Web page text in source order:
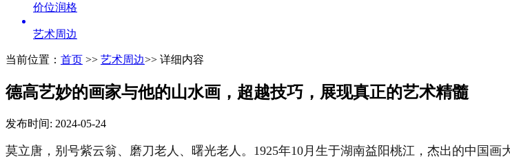
价位润格
艺术周边
当前位置： 首页 >> 艺术周边>> 详细内容
德高艺妙的画家与他的山水画，超越技巧，展现真正的艺术精髓
发布时间: 2024-05-24
莫立唐，别号紫云翁、磨刀老人、曙光老人。1925年10月生于湖南益阳桃江，杰出的中国